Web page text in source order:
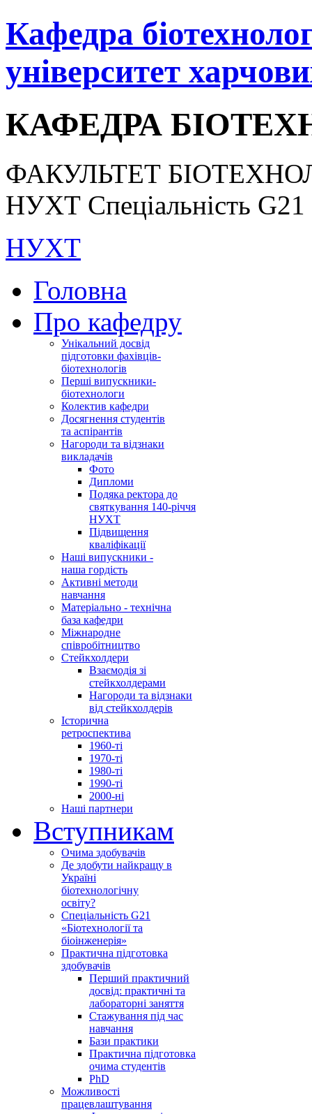
Кафедра
університет
КАФЕДРА
ФАКУЛЬТЕТ
НУХТ Спеціальність G21
НУХТ
Головна
Про кафедру
Унікальний досвід
підготовки фахівців-
біотехнологів
Перші випускники-
біотехнологи
Колектив кафедри
Досягнення студентів
та аспірантів
Нагороди та відзнаки
викладачів
Фото
Дипломи
Подяка ректора до
святкування 140-річчя
НУХТ
Підвищення
кваліфікації
Наші випускники -
наша гордість
Активні методи
навчання
Матеріально - технічна
база кафедри
Міжнародне
співробітництво
Стейкхолдери
Взаємодія зі
стейкхолдерами
Нагороди та відзнаки
від стейкхолдерів
Історична
ретроспектива
1960-ті
1970-ті
1980-ті
1990-ті
2000-ні
Наші партнери
Вступникам
Очима здобувачів
Де здобути найкращу в
Україні
біотехнологічну
освіту?
Спеціальність G21
«Біотехнології та
біоінженерія»
Практична підготовка
здобувачів
Перший практичний
досвід: практичні та
лабораторні заняття
Стажування під час
навчання
Бази практики
Практична підготовка
очима студентів
PhD
Можливості
працевлаштування